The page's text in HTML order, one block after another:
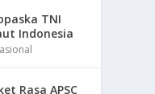
TNI
Indonesia
Rasa APSC